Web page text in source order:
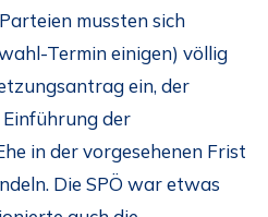
mussten sich
Termin einigen) völlig
ein, der
der
in der vorgesehenen Frist
Die SPÖ war etwas